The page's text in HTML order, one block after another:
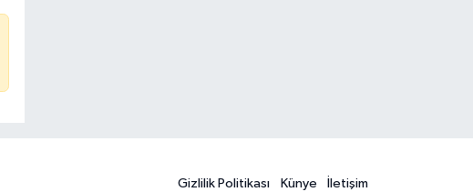
Gizlilik Politikası Künye İletişim